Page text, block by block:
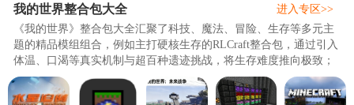
我的世界整合包大全
《我的世界》整合包大全汇聚了科技、魔法、冒险、生存等多元主
题的精品模组组合，例如主打硬核生存的RLCraft整合包，通过引入
体温、口渴等真实机制与超百种遗迹挑战，将生存难度推向极致；
科技爱好者可体验FTBInfinityEvolved，其融合工业2、应用能源2等
200余个模组，支持搭建自动化生产线与星际维度穿梭；魔法主题玩
进入专区>>